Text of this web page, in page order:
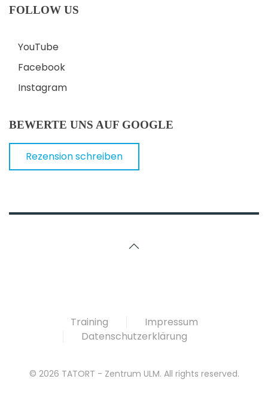
FOLLOW US
YouTube
Facebook
Instagram
BEWERTE UNS AUF GOOGLE
Rezension schreiben
Training
Impressum
Datenschutzerklärung
© 2026 TATORT - Zentrum ULM. All rights reserved.